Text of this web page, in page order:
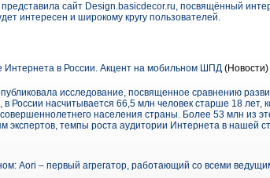
сайт Design.basicdecor.ru, посвящённый
интересен и широкому кругу пользователей.
Интернета в России. Акцент на мобильном ШПД (Новости)
исследование, посвященное сравнению
России насчитывается 66,5 млн человек старше 18 лет,
населения страны. Более 53 млн из
экспертов, темпы роста аудитории Интернета в нашей
Aori – первый агрегатор, работающий со всеми